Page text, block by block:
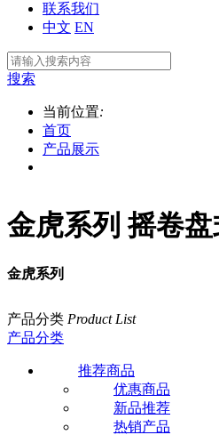
联系我们
中文 EN
搜索
当前位置:
首页
产品展示
金虎系列 摇卷
金虎系列
产品分类 Product List
产品分类
推荐商品
优惠商品
新品推荐
热销产品